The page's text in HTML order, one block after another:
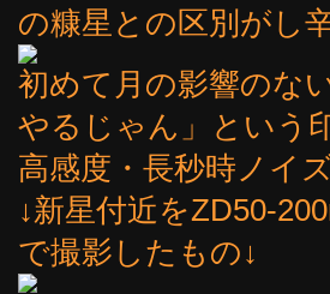
の糠星との区別がし
初めて月の影響のな
やるじゃん」という
高感度・長秒時ノイ
↓新星付近をZD50-
で撮影したもの↓